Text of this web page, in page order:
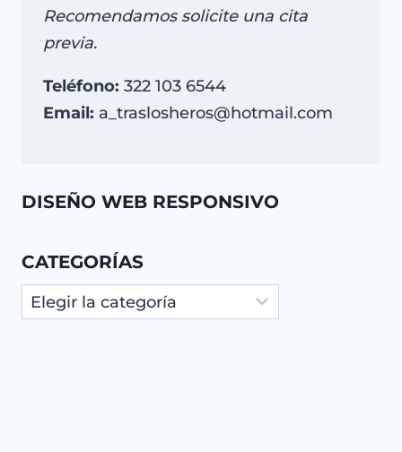
Recomendamos solicite una cita
previa.
Teléfono: 322 103 6544
Email: a_traslosheros@hotmail.com
DISEÑO WEB RESPONSIVO
CATEGORÍAS
Categorías